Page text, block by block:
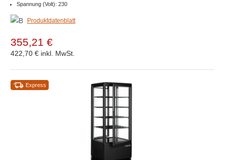
Spannung (Volt): 230
Produktdatenblatt
355,21 €
422,70 € inkl. MwSt.
Express